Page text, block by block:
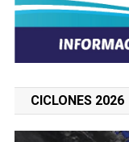
CICLONES 2026